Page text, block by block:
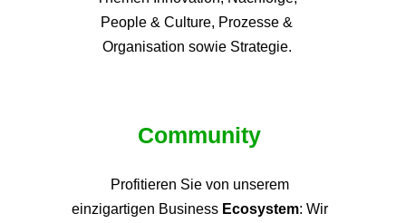
People & Culture, Prozesse &
Organisation sowie Strategie.
Community
Profitieren Sie von unserem
einzigartigen Business Ecosystem: Wir